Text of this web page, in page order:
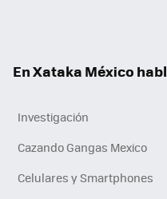
En Xataka México
Investigación
Cazando Gangas Mexico
Celulares y Smartphones